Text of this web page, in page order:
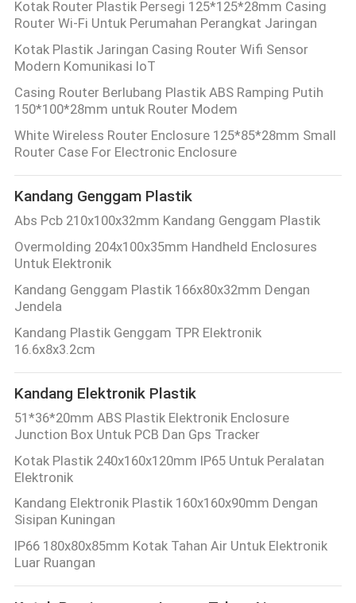
Kotak Router Plastik Persegi 125*125*28mm Casing
Router Wi-Fi Untuk Perumahan Perangkat Jaringan
Kotak Plastik Jaringan Casing Router Wifi Sensor
Modern Komunikasi IoT
Casing Router Berlubang Plastik ABS Ramping Putih
150*100*28mm untuk Router Modem
White Wireless Router Enclosure 125*85*28mm Small
Router Case For Electronic Enclosure
Kandang Genggam Plastik
Abs Pcb 210x100x32mm Kandang Genggam Plastik
Overmolding 204x100x35mm Handheld Enclosures
Untuk Elektronik
Kandang Genggam Plastik 166x80x32mm Dengan
Jendela
Kandang Plastik Genggam TPR Elektronik
16.6x8x3.2cm
Kandang Elektronik Plastik
51*36*20mm ABS Plastik Elektronik Enclosure
Junction Box Untuk PCB Dan Gps Tracker
Kotak Plastik 240x160x120mm IP65 Untuk Peralatan
Elektronik
Kandang Elektronik Plastik 160x160x90mm Dengan
Sisipan Kuningan
IP66 180x80x85mm Kotak Tahan Air Untuk Elektronik
Luar Ruangan